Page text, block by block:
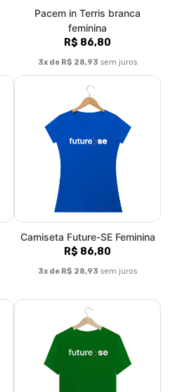
Pacem in Terris branca
feminina
R$ 86,80
3x de R$ 28,93 sem juros
Camiseta Future-SE Feminina
R$ 86,80
3x de R$ 28,93 sem juros